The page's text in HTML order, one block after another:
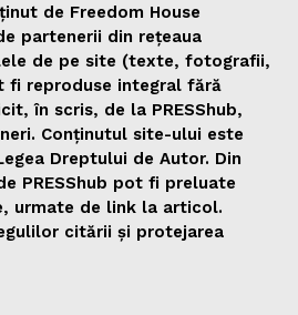
de Freedom House
partenerii din rețeaua
de pe site (texte, fotografii,
fi reproduse integral fără
în scris, de la PRESShub,
Conținutul site-ului este
Dreptului de Autor. Din
PRESShub pot fi preluate
urmate de link la articol.
citării și protejarea